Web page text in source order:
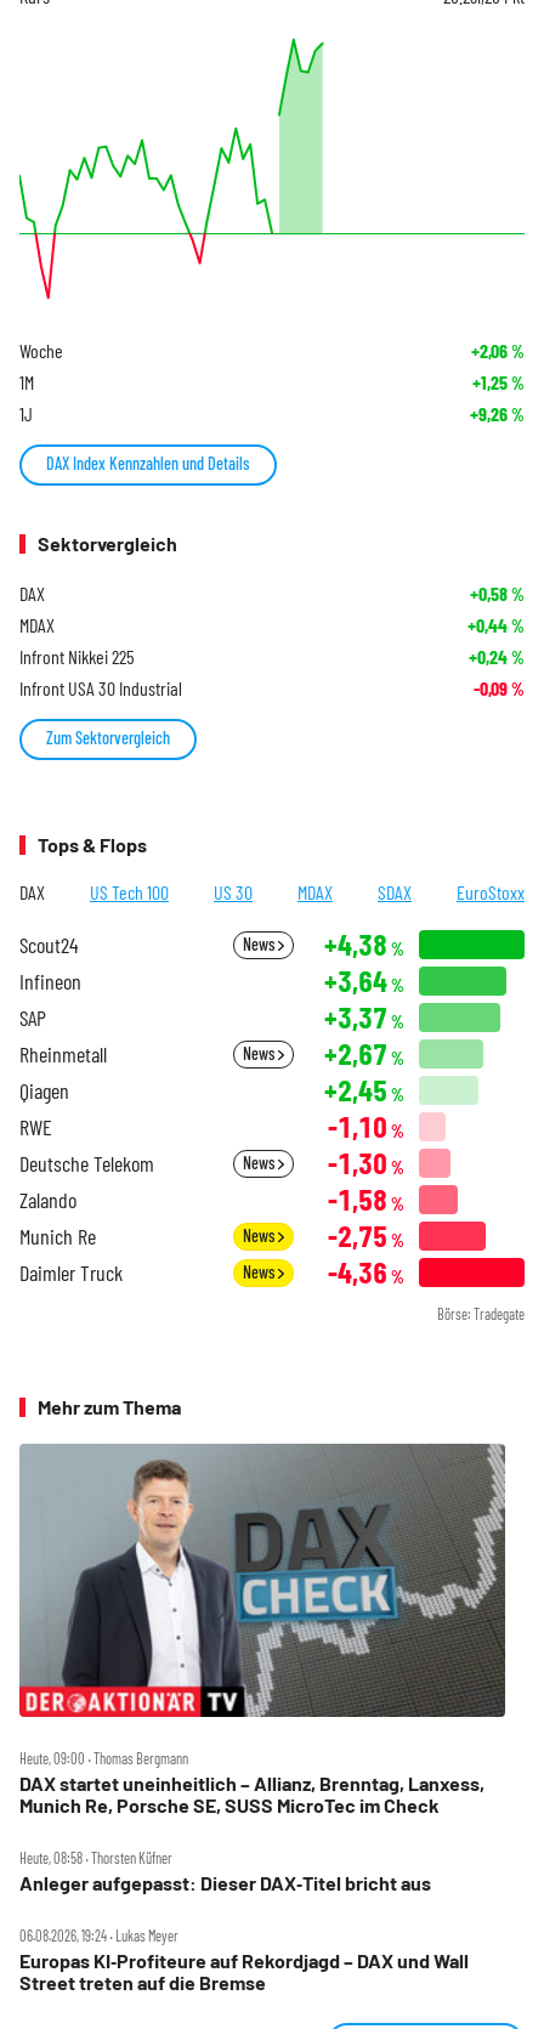
Woche +2,06%
1M +1,25%
1J +9,26%
DAX Index Kennzahlen und Details
Sektorvergleich
DAX +0,58%
MDAX +0,44%
Infront Nikkei 225 +0,24%
Infront USA 30 Industrial -0,09%
Zum Sektorvergleich
Tops & Flops
DAX US Tech 100 US 30 MDAX SDAX EuroStoxx
Scout24 News +4,38 %
Infineon +3,64%
SAP +3,37 %
Rheinmetall News +2,67 %
Qiagen +2,45 %
RWE -1,10 %
Deutsche Telekom News -1,30 %
Zalando -1,58 %
Munich Re News -2,75 %
Daimler Truck News -4,36 %
Börse: Tradegate
Mehr zum Thema
Heute, 09:00 ‧ Thomas Bergmann
DAX startet uneinheitlich – Allianz, Brenntag, Lanxess,
Munich Re, Porsche SE, SUSS MicroTec im Check
Heute, 08:58 ‧ Thorsten Küfner
Anleger aufgepasst: Dieser DAX‑Titel bricht aus
06.08.2026, 19:24 ‧ Lukas Meyer
Europas KI‑Profiteure auf Rekordjagd – DAX und Wall
Street treten auf die Bremse